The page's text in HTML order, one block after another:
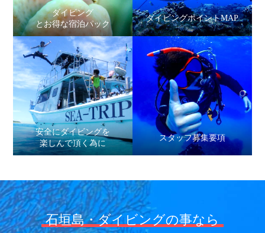
ダイビング
とお得な宿泊パック
ダイビングポイントMAP
安全にダイビングを
楽しんで頂く為に
スタッフ募集要項
石垣島・ダイビングの事なら